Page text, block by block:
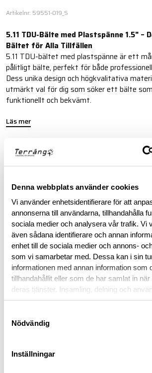
Denna webbplats använder cookies
Vi använder enhetsidentifierare för att
annonserna till användarna, tillhandahålla
sociala medier och analysera vår trafik. Vi
även sådana identifierare och annan
enhet till de sociala medier och annons-
som vi samarbetar med. Dessa kan i sin
informationen med annan information som
tillhandahållit eller som de har samlat in
deras tjänster. Insamling, delning och
personuppgifter kan användas för
Nödvändig
Inställningar
Artikelnr: 59551-019_S
5.11 TDU-Bälte med Plastspänne 1.5" –
Bältet för Alla Tillfällen
5.11 TDU-bältet med plastspänne är ett
pålitligt bälte, perfekt för både
Dess unika design och högkvalitativa
utmärkt val för dig som söker ett bälte
funktionellt och bekvämt.
Läs mer
FINNS I FÖLJANDE FÄRGER
BESKRIVNING
STORLEKSGUIDE
RECENSIONER
OM VARUMÄRKET